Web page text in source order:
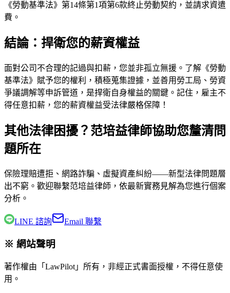
《勞動基準法》第14條第1項第6款終止勞動契約，並請求資遣
費。
結論：捍衛您的薪資權益
面對公司不合理的記過與扣薪，您並非孤立無援。了解《勞動
基準法》賦予您的權利，積極蒐集證據，並善用勞工局、勞資
爭議調解等申訴管道，是捍衛自身權益的關鍵。記住，雇主不
得任意扣薪，您的薪資權益受法律嚴格保障！
其他法律困擾？范培益律師協助您釐清問
題所在
保險理賠遭拒、網路詐騙、虛擬資產糾紛——新型法律問題層
出不窮。歡迎聯繫范培益律師 ，依最新實務見解為您進行個案
分析。
LINE 諮詢 Email 聯繫
※ 網站聲明
著作權由「LawPilot」所有，非經正式書面授權，不得任意使
用。